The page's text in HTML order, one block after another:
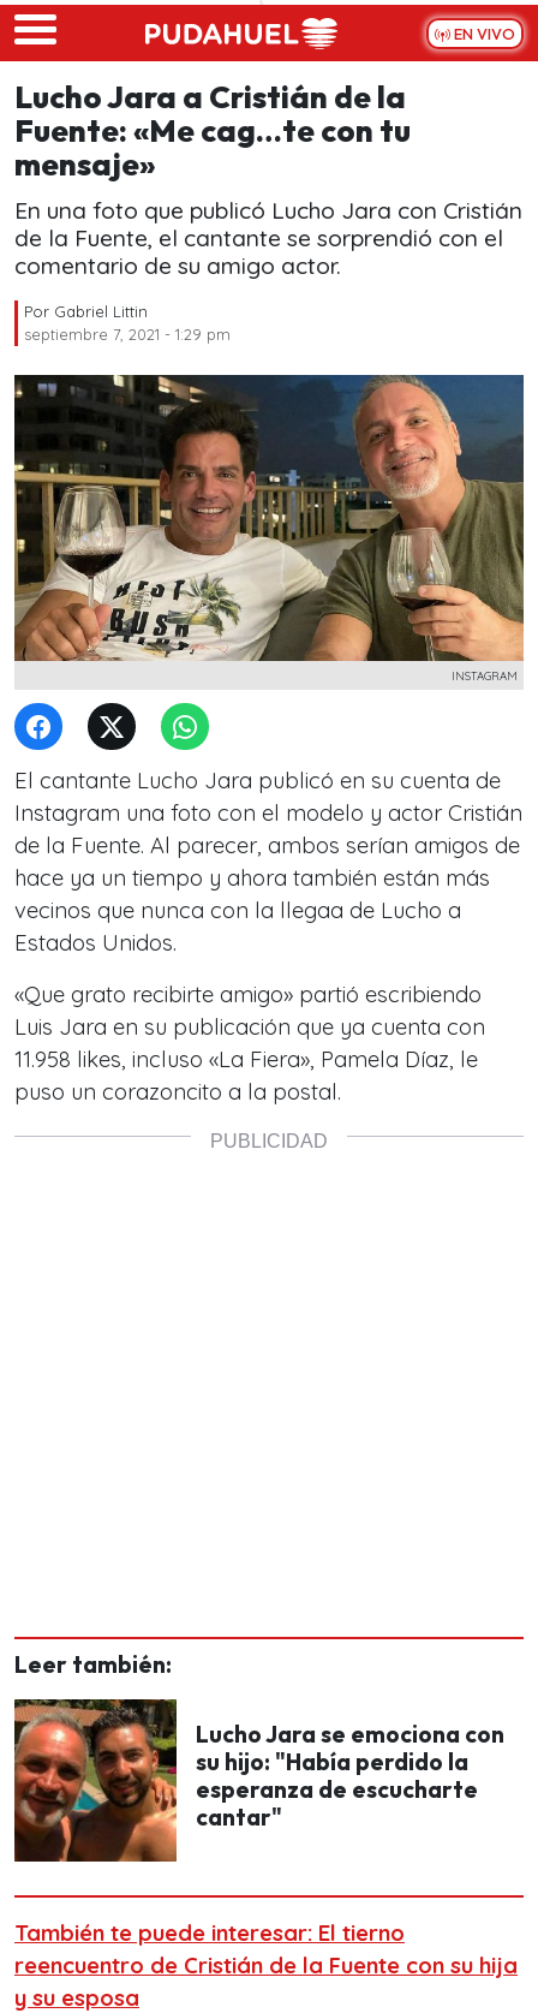
Skip to main content
EN VIVO
Lucho Jara a Cristián de la
Fuente: «Me cag…te con tu
mensaje»
En una foto que publicó Lucho Jara con Cristián
de la Fuente, el cantante se sorprendió con el
comentario de su amigo actor.
Por Gabriel Littin
septiembre 7, 2021 - 1:29 pm
INSTAGRAM
El cantante Lucho Jara publicó en su cuenta de
Instagram una foto con el modelo y actor Cristián
de la Fuente. Al parecer, ambos serían amigos de
hace ya un tiempo y ahora también están más
vecinos que nunca con la llegaa de Lucho a
Estados Unidos.
«Que grato recibirte amigo» partió escribiendo
Luis Jara en su publicación que ya cuenta con
11.958 likes, incluso «La Fiera», Pamela Díaz, le
puso un corazoncito a la postal.
Leer también:
Lucho Jara se emociona con
su hijo: "Había perdido la
esperanza de escucharte
cantar"
También te puede interesar: El tierno
reencuentro de Cristián de la Fuente con su hija
y su esposa